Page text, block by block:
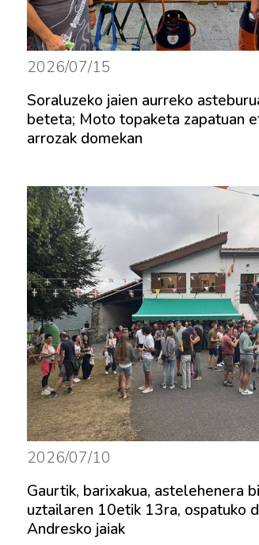
2026/07/15
Soraluzeko jaien aurreko
beteta; Moto topaketa zapatuan
arrozak domekan
2026/07/10
Gaurtik, barixakua, astelehenera
uztailaren 10etik 13ra, ospatuko
Andresko jaiak